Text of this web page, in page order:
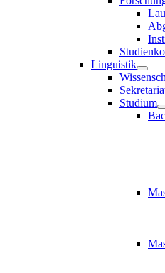
Linguistik
Studium